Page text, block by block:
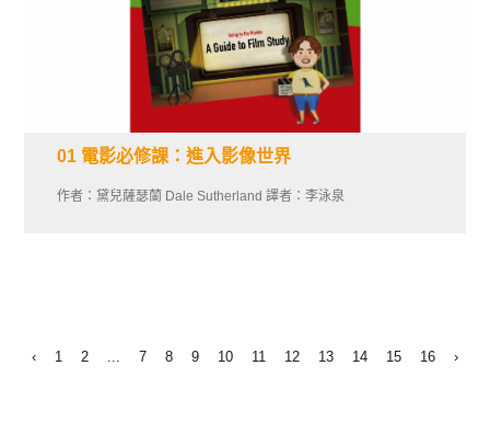
01 電影必修課：進入影像世界
作者：黛兒薩瑟蘭 Dale Sutherland 譯者：李泳泉
‹ 1 2 ... 7 8 9 10 11 12 13 14 15 16 ›